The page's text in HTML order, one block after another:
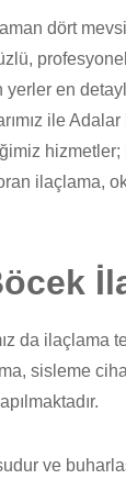
dört
en
ile
ilaçlama,
da ilaçlama
sisleme
ve